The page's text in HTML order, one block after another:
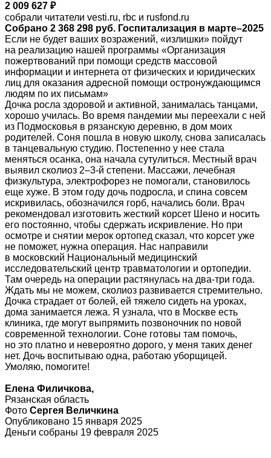
2 009 627 ₽
собрали читатели vesti.ru, rbc и rusfond.ru
Собрано 2 368 298 руб. Госпитализация в марте–2025
Если не будет ваших возражений, «излишки» пойдут
на реализацию нашей программы «Организация
пожертвований при помощи средств массовой
информации и интернета от физических и юридических
лиц для оказания адресной помощи остронуждающимся
людям по их письмам»
Дочка росла здоровой и активной, занималась танцами,
хорошо училась. Во время пандемии мы переехали с ней
из Подмосковья в рязанскую деревню, в дом моих
родителей. Соня пошла в новую школу, снова записалась
в танцевальную студию. Постепенно у нее стала
меняться осанка, она начала сутулиться. Местный врач
выявил сколиоз 2–3-й степени. Массажи, лечебная
физкультура, электрофорез не помогали, становилось
еще хуже. В этом году дочь подросла, и спина совсем
искривилась, обозначился горб, начались боли. Врач
рекомендовал изготовить жесткий корсет Шено и носить
его постоянно, чтобы сдержать искривление. Но при
осмотре и снятии мерок ортопед сказал, что корсет уже
не поможет, нужна операция. Нас направили
в московский Национальный медицинский
исследовательский центр травматологии и ортопедии.
Там очередь на операции растянулась на два-три года.
Ждать мы не можем, сколиоз развивается стремительно.
Дочка страдает от болей, ей тяжело сидеть на уроках,
дома занимается лежа. Я узнала, что в Москве есть
клиника, где могут выпрямить позвоночник по новой
современной технологии. Соне готовы там помочь,
но это платно и невероятно дорого, у меня таких денег
нет. Дочь воспитываю одна, работаю уборщицей.
Умоляю, помогите!
Елена Филичкова,
Рязанская область
Фото Сергея Величкина
Опубликовано 15 января 2025
Деньги собраны 19 февраля 2025